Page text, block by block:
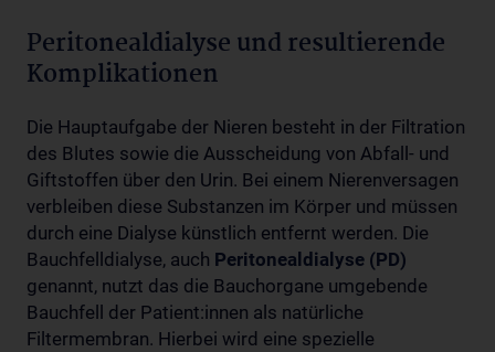
Peritonealdialyse und resultierende
Komplikationen
Die Hauptaufgabe der Nieren besteht in der Filtration
des Blutes sowie die Ausscheidung von Abfall- und
Giftstoffen über den Urin. Bei einem Nierenversagen
verbleiben diese Substanzen im Körper und müssen
durch eine Dialyse künstlich entfernt werden. Die
Bauchfelldialyse, auch Peritonealdialyse (PD)
genannt, nutzt das die Bauchorgane umgebende
Bauchfell der Patient:innen als natürliche
Filtermembran. Hierbei wird eine spezielle